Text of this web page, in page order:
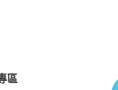
區